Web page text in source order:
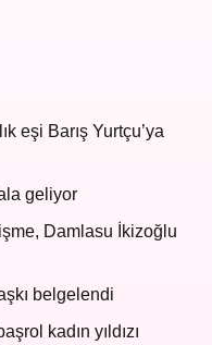
eşi Barış Yurtçu’ya
geliyor
Damlasu İkizoğlu
belgelendi
kadın yıldızı